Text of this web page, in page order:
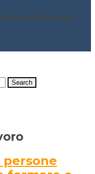
incendio nuovo
persone